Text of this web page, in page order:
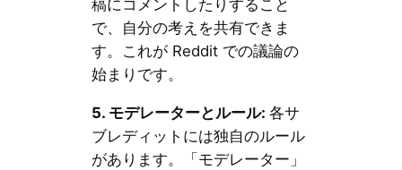
稿にコメントしたりすること
で、自分の考えを共有できま
す。これが Reddit での議論の
始まりです。
5. モデレーターとルール: 各サ
ブレディットには独自のルール
があります。「モデレーター」